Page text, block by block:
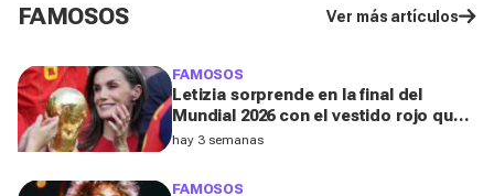
FAMOSOS Ver más artículos
FAMOSOS
Letizia sorprende en la final del
Mundial 2026 con el vestido rojo que
mejor sienta después de los 50
hay 3 semanas
FAMOSOS